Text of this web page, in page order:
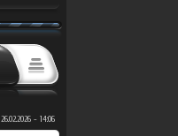
26.02.2026 - 14:06